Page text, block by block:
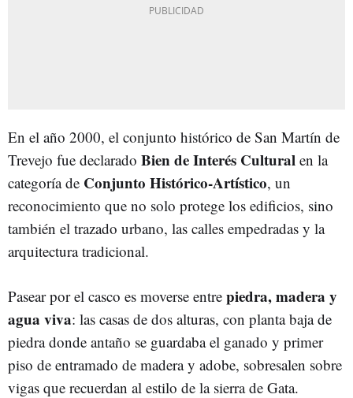
En el año 2000, el conjunto histórico de San Martín de
Trevejo fue declarado Bien de Interés Cultural en la
categoría de Conjunto Histórico-Artístico, un
reconocimiento que no solo protege los edificios, sino
también el trazado urbano, las calles empedradas y la
arquitectura tradicional.
Pasear por el casco es moverse entre piedra, madera y
agua viva: las casas de dos alturas, con planta baja de
piedra donde antaño se guardaba el ganado y primer
piso de entramado de madera y adobe, sobresalen sobre
vigas que recuerdan al estilo de la sierra de Gata.